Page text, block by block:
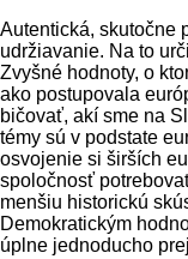
Autentická, skutočne
udržiavanie. Na to
Zvyšné hodnoty, o
ako postupovala
bičovať, akí sme na
témy sú v podstate
osvojenie si širších
spoločnosť
menšiu historickú
Demokratickým
úplne jednoducho